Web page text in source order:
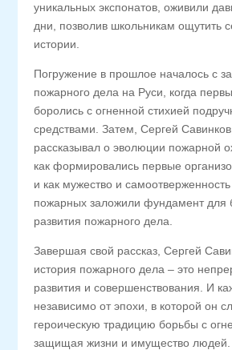
уникальных экспонатов, оживили
дни, позволив школьникам ощутить
истории.
Погружение в прошлое началось с
пожарного дела на Руси, когда
боролись с огненной стихией
средствами. Затем, Сергей
рассказывал о эволюции пожарной
как формировались первые
и как мужество и
пожарных заложили фундамент для
развития пожарного дела.
Завершая свой рассказ, Сергей
история пожарного дела – это
развития и совершенствования. И
независимо от эпохи, в которой он
героическую традицию борьбы с
защищая жизни и имущество людей.